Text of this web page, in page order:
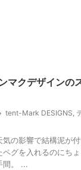
マクデザインの
tent-Mark DESIGNS,
の影響で結構泥が
ペグを入れるのにち
間。 ...